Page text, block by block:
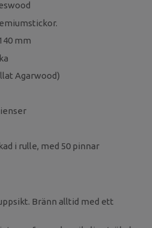
mm
Agarwood)
i rulle, med 50 pinnar
Bränn alltid med ett